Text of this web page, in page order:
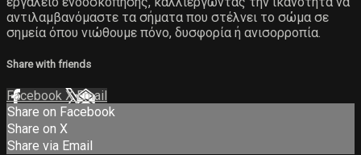
αντιλαμβανόμαστε τα σήματα που στέλνει το σώμα σε
σημεία όπου νιώθουμε πόνο, δυσφορία ή ανισορροπία.
Share with friends
Facebook XEmail
Share on Facebook
Share on X
Share via Email